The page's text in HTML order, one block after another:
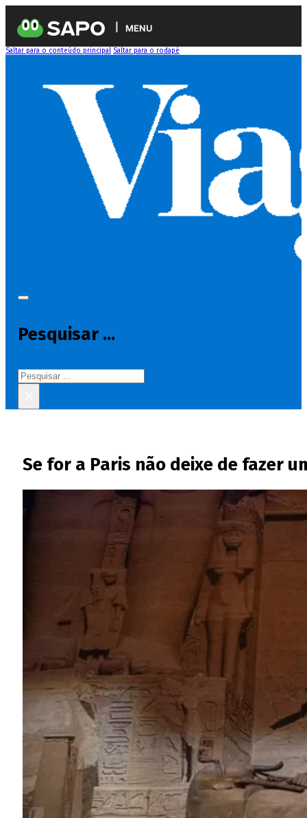
MENU
Saltar para o conteúdo principal Saltar para o rodapé
Pesquisar ...
Pesquisar
Se for a Paris não deixe de fazer